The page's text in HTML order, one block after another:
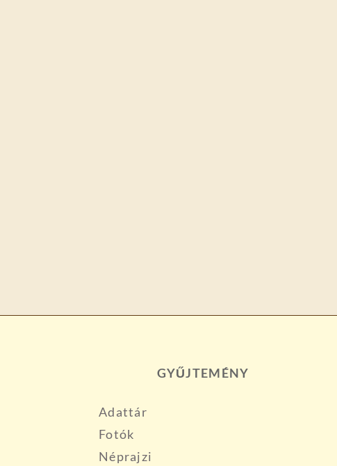
GYŰJTEMÉNY
Adattár
Fotók
Néprajzi